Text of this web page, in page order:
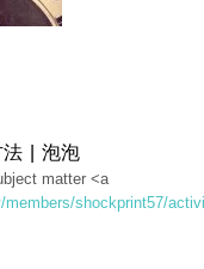
法 | 泡泡
matter <a
shockprint57/